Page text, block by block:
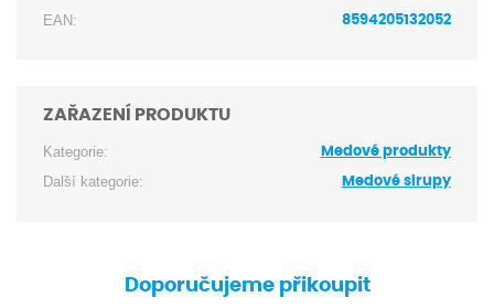
EAN: 8594205132052
ZAŘAZENÍ PRODUKTU
Kategorie: Medové produkty
Další kategorie: Medové sirupy
Doporučujeme přikoupit